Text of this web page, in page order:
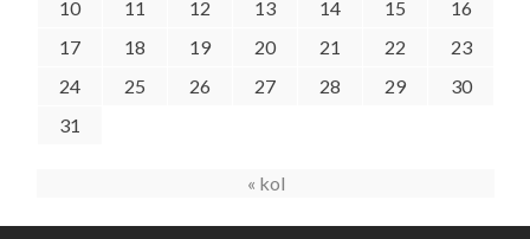
10
11 12 13 14 15
16
17
18 19 20 21 22
23
24
25 26 27 28 29
30
31
« kol